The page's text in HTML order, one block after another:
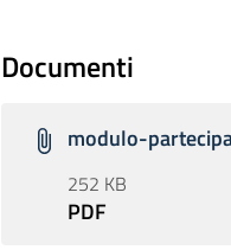
Documenti
modulo-
252 KB
PDF